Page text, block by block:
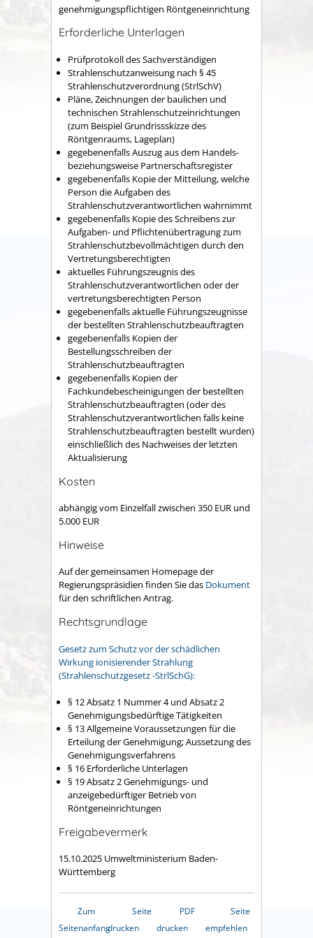
genehmigungspflichtigen Röntgeneinrichtung
Erforderliche Unterlagen
Prüfprotokoll des Sachverständigen
Strahlenschutzanweisung nach § 45
Strahlenschutzverordnung (StrlSchV)
Pläne, Zeichnungen der baulichen und
technischen Strahlenschutzeinrichtungen
(zum Beispiel Grundrissskizze des
Röntgenraums, Lageplan)
gegebenenfalls Auszug aus dem Handels-
beziehungsweise Partnerschaftsregister
gegebenenfalls Kopie der Mitteilung, welche
Person die Aufgaben des
Strahlenschutzverantwortlichen wahrnimmt
gegebenenfalls Kopie des Schreibens zur
Aufgaben- und Pflichtenübertragung zum
Strahlenschutzbevollmächtigen durch den
Vertretungsberechtigten
aktuelles Führungszeugnis des
Strahlenschutzverantwortlichen oder der
vertretungsberechtigten Person
gegebenenfallsaktuelle Führungszeugnisse
der bestellten Strahlenschutzbeauftragten
gegebenenfalls Kopien der
Bestellungsschreiben der
Strahlenschutzbeauftragten
gegebenenfalls Kopien der
Fachkundebescheinigungen der bestellten
Strahlenschutzbeauftragten (oder des
Strahlenschutzverantwortlichen falls keine
Strahlenschutzbeauftragten bestellt wurden)
einschließlich des Nachweises der letzten
Aktualisierung
Kosten
abhängig vom Einzelfall zwischen 350 EUR und
5.000 EUR
Hinweise
Auf der gemeinsamen Homepage der
Regierungspräsidien finden Sie das Dokument
für den schriftlichen Antrag.
Rechtsgrundlage
Gesetz zum Schutz vor der schädlichen
Wirkung ionisierender Strahlung
(Strahlenschutzgesetz -StrlSchG):
§ 12 Absatz 1 Nummer 4 und Absatz 2
Genehmigungsbedürftige Tätigkeiten
§ 13 Allgemeine Voraussetzungen für die
Erteilung der Genehmigung; Aussetzung des
Genehmigungsverfahrens
§ 16 Erforderliche Unterlagen
§ 19 Absatz 2 Genehmigungs- und
anzeigebedürftiger Betrieb von
Röntgeneinrichtungen
Freigabevermerk
15.10.2025 Umweltministerium Baden-
Württemberg
Zum
Seitenanfang
Seite
drucken
PDF
drucken
Seite
empfehlen